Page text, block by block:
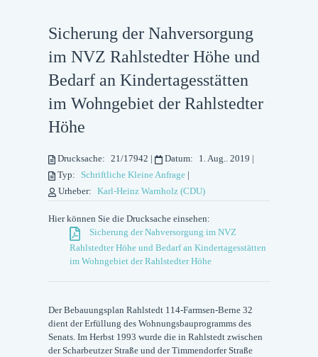
Sicherung der Nahversorgung
im NVZ Rahlstedter Höhe und
Bedarf an Kindertagesstätten
im Wohngebiet der Rahlstedter
Höhe
Drucksache: 21/17942 | Datum: 1. Aug.. 2019 |
Typ:
Schriftliche Kleine Anfrage |
Urheber:
Karl-Heinz Warnholz (CDU)
Hier können Sie die Drucksache einsehen:
Sicherung der Nahversorgung im NVZ
Rahlstedter Höhe und Bedarf an Kindertagesstätten
im Wohngebiet der Rahlstedter Höhe
Der Bebauungsplan Rahlstedt 114-Farmsen-Berne 32
dient der Erfüllung des Wohnungsbauprogramms des
Senats. Im Herbst 1993 wurde die in Rahlstedt zwischen
der Scharbeutzer Straße und der Timmendorfer Straße